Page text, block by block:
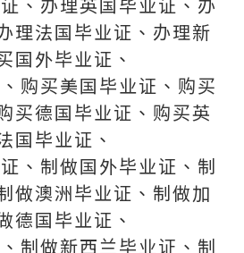
理法国毕业证、办理新
国外毕业证、
购买美国毕业证、购买
买德国毕业证、购买英
国毕业证、
、制做国外毕业证、制
做澳洲毕业证、制做加
德国毕业证、
制做新西兰毕业证、制